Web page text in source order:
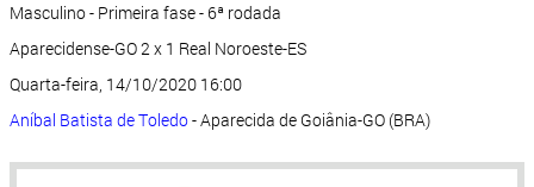
Masculino - Primeira fase - 6ª rodada
Aparecidense-GO 2 x 1 Real Noroeste-ES
Quarta-feira, 14/10/2020 16:00
Aníbal Batista de Toledo- Aparecida de Goiânia-GO (BRA)